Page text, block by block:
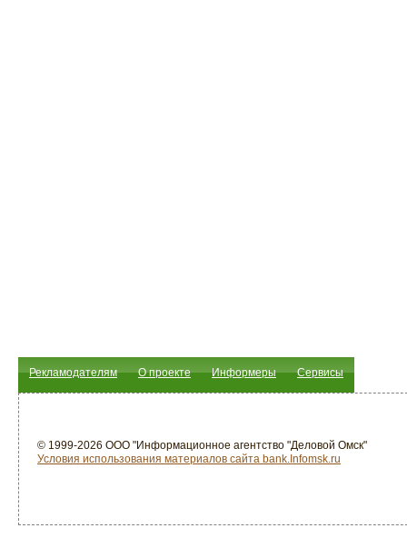
Рекламодателям О проекте Информеры Сервисы
© 1999-2026 ООО "Информационное агентство "Деловой Омск"
Условия использования материалов сайта bank.Infomsk.ru